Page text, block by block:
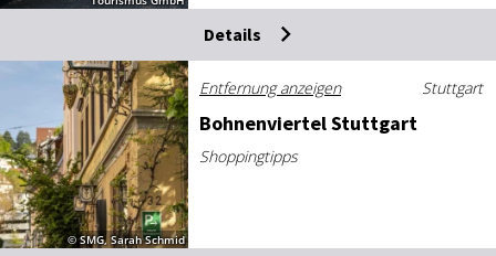
Details
© SMG, Sarah Schmid
Entfernung anzeigen Stuttgart
Boh­nen­vier­tel Stutt­gart
Shoppingtipps